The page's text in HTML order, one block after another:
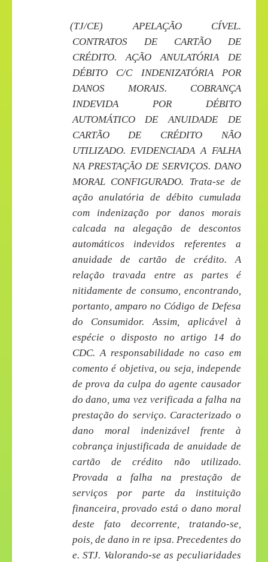
(TJ/CE) APELAÇÃO CÍVEL.
CONTRATOS DE CARTÃO DE
CRÉDITO. AÇÃO ANULATÓRIA DE
DÉBITO C/C INDENIZATÓRIA POR
DANOS MORAIS. COBRANÇA
INDEVIDA POR DÉBITO
AUTOMÁTICO DE ANUIDADE DE
CARTÃO DE CRÉDITO NÃO
UTILIZADO. EVIDENCIADA A FALHA
NA PRESTAÇÃO DE SERVIÇOS. DANO
MORAL CONFIGURADO. Trata-se de
ação anulatória de débito cumulada
com indenização por danos morais
calcada na alegação de descontos
automáticos indevidos referentes a
anuidade de cartão de crédito. A
relação travada entre as partes é
nitidamente de consumo, encontrando,
portanto, amparo no Código de Defesa
do Consumidor. Assim, aplicável à
espécie o disposto no artigo 14 do
CDC. A responsabilidade no caso em
comento é objetiva, ou seja, independe
de prova da culpa do agente causador
do dano, uma vez verificada a falha na
prestação do serviço. Caracterizado o
dano moral indenizável frente à
cobrança injustificada de anuidade de
cartão de crédito não utilizado.
Provada a falha na prestação de
serviços por parte da instituição
financeira, provado está o dano moral
deste fato decorrente, tratando-se,
pois, de dano in re ipsa. Precedentes do
e. STJ. Valorando-se as peculiaridades